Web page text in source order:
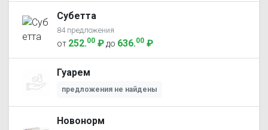
Субетта
84 предложения
от 252.00 ₽ до 636.00 ₽
Гуарем
предложения не найдены
Новонорм